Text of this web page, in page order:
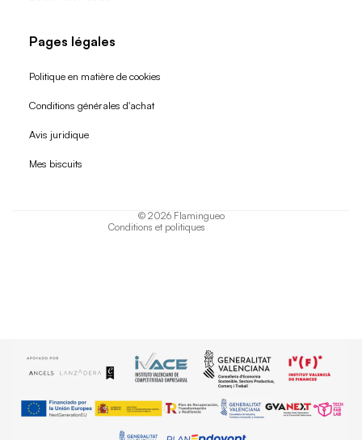
Pages légales
Politique en matière de cookies
Conditions générales d'achat
Avis juridique
Mes biscuits
© 2026 Flamingueo
Conditions et politiques
Politique de remboursement